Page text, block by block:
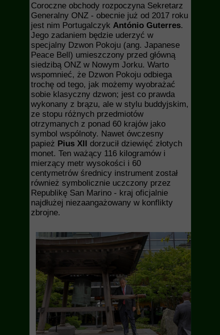
Coroczne obchody rozpoczyna Sekretarz
Generalny ONZ - obecnie już od 2017 roku
jest nim Portugalczyk António Guterres.
Jego zadaniem będzie uderzyć w
specjalny Dzwon Pokoju (ang. Japanese
Peace Bell) umieszczony przed główną
siedzibą ONZ w Nowym Jorku. Warto
wspomnieć, że Dzwon Pokoju odbiega
trochę od tego, jak możemy wyobrażać
sobie klasyczny dzwon; jest co prawda
wykonany z brązu, ale w stylu buddyjskim,
ze stopu różnych przedmiotów
otrzymanych z ponad 60 krajów jako
symbol wspólnoty. Nawet ówczesny
papież Pius XII dorzucił dziewięć złotych
monet. Ten ważący 116 kilogramów i
mierzący metr wysokości i 60
centymetrów średnicy instrument został
również symbolicznie uczczony przez
Republikę San Marino - kraj oficjalnie
najdłużej niezaangażowany w konflikty
zbrojne.